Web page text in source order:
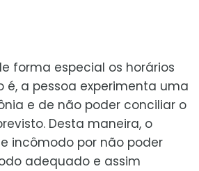
forma especial os horários
é, a pessoa experimenta uma
e de não poder conciliar o
Desta maneira, o
incômodo por não poder
adequado e assim